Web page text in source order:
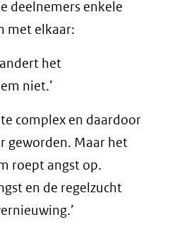
deelnemers enkele
met elkaar:
het
niet.’
te complex en daardoor
geworden. Maar het
roept angst op.
en de regelzucht